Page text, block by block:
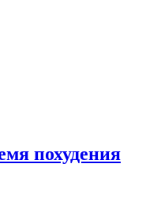
похудения